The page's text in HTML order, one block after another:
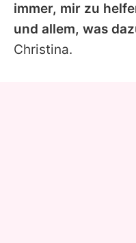
immer, mir zu
und allem, was
Christina.